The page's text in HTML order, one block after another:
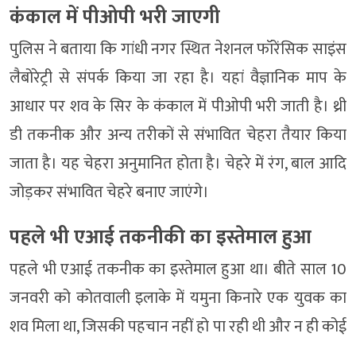
कंकाल में पीओपी भरी जाएगी
पुलिस ने बताया कि गांधी नगर स्थित नेशनल फॉरेंसिक साइंस
लैबोरेट्री से संपर्क किया जा रहा है। यहां वैज्ञानिक माप के
आधार पर शव के सिर के कंकाल में पीओपी भरी जाती है। थ्री
डी तकनीक और अन्य तरीकों से संभावित चेहरा तैयार किया
जाता है। यह चेहरा अनुमानित होता है। चेहरे में रंग, बाल आदि
जोड़कर संभावित चेहरे बनाए जाएंगे।
पहले भी एआई तकनीकी का इस्तेमाल हुआ
पहले भी एआई तकनीक का इस्तेमाल हुआ था। बीते साल 10
जनवरी को कोतवाली इलाके में यमुना किनारे एक युवक का
शव मिला था, जिसकी पहचान नहीं हो पा रही थी और न ही कोई